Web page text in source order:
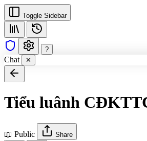
Toggle Sidebar
?
Chat ✕
Tiểu luânh
📖 Public Share